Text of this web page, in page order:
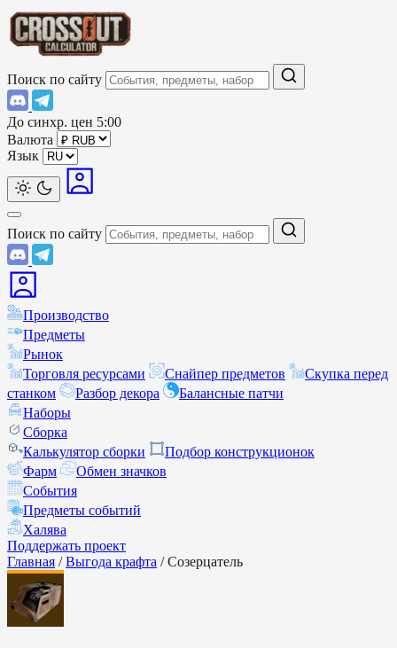
Поиск по сайту
До синхр. цен 5:00
Валюта
Язык
Поиск по сайту
Производство
Предметы
Рынок
Торговля ресурсами
Снайпер предметов
Скупка перед
станком
Разбор декора
Балансные патчи
Наборы
Сборка
Калькулятор сборки
Подбор конструкционок
Фарм
Обмен значков
События
Предметы событий
Халява
Поддержать проект
Главная / Выгода крафта / Созерцатель